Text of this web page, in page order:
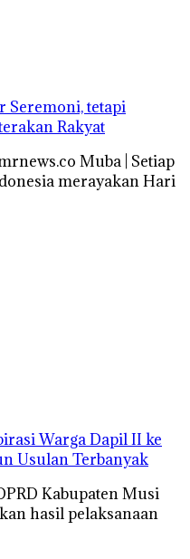
Seremoni, tetapi
Rakyat
Muba | Setiap
merayakan Hari
Warga Dapil II ke
Usulan Terbanyak
Kabupaten Musi
hasil pelaksanaan